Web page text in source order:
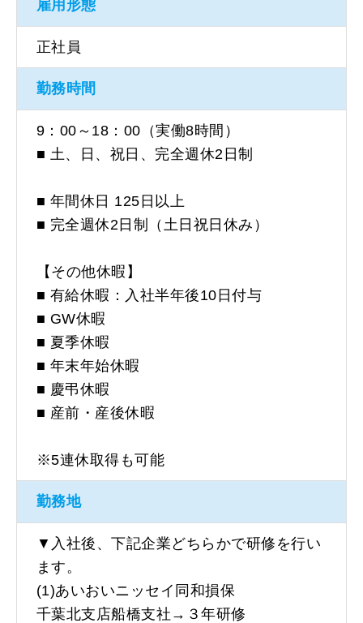
雇用形態
正社員
勤務時間
9：00～18：00（実働8時間）
■ 土、日、祝日、完全週休2日制
■ 年間休日 125日以上
■ 完全週休2日制（土日祝日休み）
【その他休暇】
■ 有給休暇：入社半年後10日付与
■ GW休暇
■ 夏季休暇
■ 年末年始休暇
■ 慶弔休暇
■ 産前・産後休暇
※5連休取得も可能
勤務地
▼入社後、下記企業どちらかで研修を行い
ます。
(1)あいおいニッセイ同和損保
千葉北支店船橋支社→３年研修